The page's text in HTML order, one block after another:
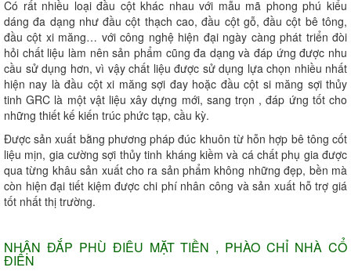
Có rất nhiều loại đầu cột khác nhau với mẫu mã phong phú kiểu
dáng đa dạng như đầu cột thạch cao, đầu cột gỗ, đầu cột bê tông,
đầu cột xi măng… với công nghệ hiện đại ngày càng phát triển đòi
hỏi chất liệu làm nên sản phẩm cũng đa dạng và đáp ứng được nhu
cầu sử dụng hơn, vì vậy chất liệu được sử dụng lựa chọn nhiều nhất
hiện nay là đầu cột xi măng sợi đay hoặc đầu cột si măng sợi thủy
tinh GRC là một vật liệu xây dựng mới, sang trọn , đáp ứng tốt cho
những thiết kế kiến trúc phức tạp, cầu kỳ.
Được sản xuất bằng phương pháp đúc khuôn từ hỗn hợp bê tông cốt
liệu mịn, gia cường sợi thủy tinh kháng kiềm và cá chất phụ gia được
qua từng khâu sản xuất cho ra sản phẩm không những đẹp, bền mà
còn hiện đại tiết kiệm được chi phí nhân công và sản xuất hỗ trợ giá
tốt nhất thị trường.
NHẬN ĐẮP PHÙ ĐIÊU MẶT TIỀN , PHÀO CHỈ NHÀ CỔ
ĐIỂN